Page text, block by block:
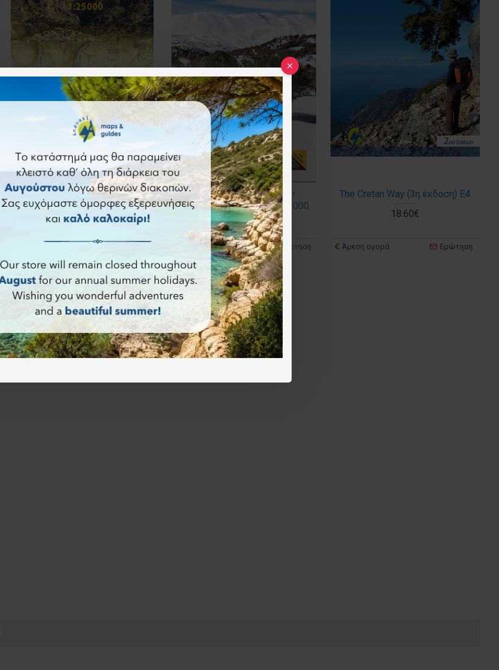
Φραγκοκάστελο - Πλακιάς •
Πεζοπορικός χάρτης 1:25.000
9.50€
Ψηλορείτης (Όρος Ίδη) •
Πεζοπορικός χάρτης 1:30.000
9.50€
Άμεση αγορά Ερώτηση
The Cretan Way (3η έκδοση) E4
18.60€
Άμεση αγορά Ερώτηση